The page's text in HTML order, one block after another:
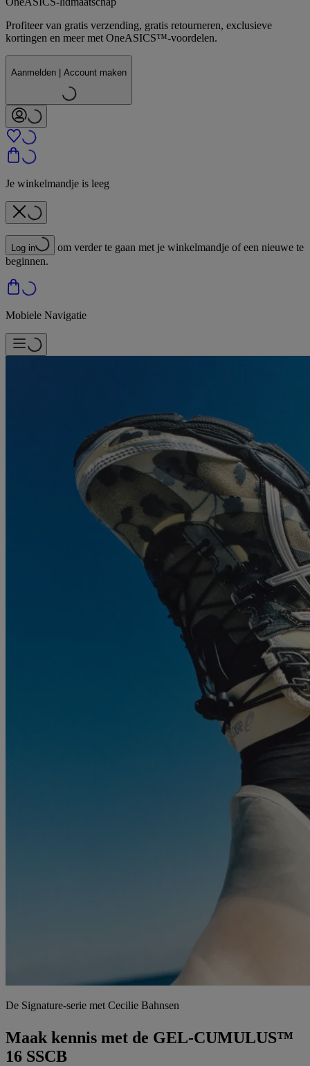
Profiteer van gratis verzending, gratis retourneren, exclusieve
kortingen en meer met OneASICS™-voordelen.
Aanmelden | Account maken
Je winkelmandje is leeg
Log in
om verder te gaan met je winkelmandje of een nieuwe te
beginnen.
Mobiele Navigatie
De Signature-serie met Cecilie Bahnsen
Maak kennis met de GEL-CUMULUS™
16 SSCB